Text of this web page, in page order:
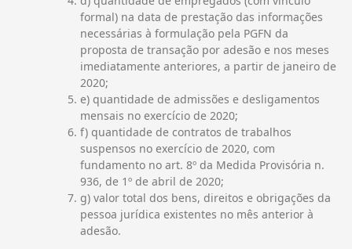
formal) na data de prestação das informações
necessárias à formulação pela PGFN da
proposta de transação por adesão e nos meses
imediatamente anteriores, a partir de janeiro de
2020;
e) quantidade de admissões e desligamentos
mensais no exercício de 2020;
f) quantidade de contratos de trabalhos
suspensos no exercício de 2020, com
fundamento no art. 8º da Medida Provisória n.
936, de 1º de abril de 2020;
g) valor total dos bens, direitos e obrigações da
pessoa jurídica existentes no mês anterior à
adesão.